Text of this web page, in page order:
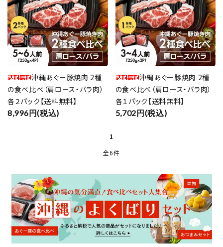
沖縄あぐー豚焼肉 2種
の食べ比べ（肩ロース・バラ肉）
各２パック【送料無料】
8,996円(税込)
沖縄あぐー豚焼肉 2種
の食べ比べ（肩ロース・バラ肉）
各１パック【送料無料】
5,702円(税込)
1
全6件
キーワード
検索する
close